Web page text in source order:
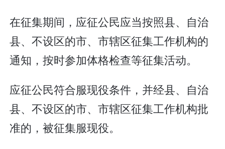
在征集期间，应征公民应当按照县、自治
县、不设区的市、市辖区征集工作机构的
通知，按时参加体格检查等征集活动。
应征公民符合服现役条件，并经县、自治
县、不设区的市、市辖区征集工作机构批
准的，被征集服现役。